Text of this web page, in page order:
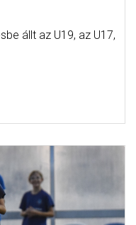
állt az U19, az U17,